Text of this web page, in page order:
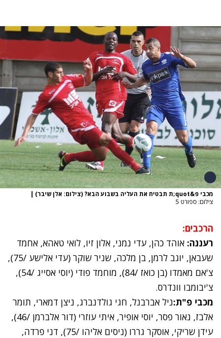
מכבי פ&quot;ת תבטיח את העליה בשבוע הבא? (צילום: אלן שיבר)
|
צילום: ספורט 5
הרכבים:
רעננה: אוהד כהן, עדי נמני, אלון זיו, לואי טאהא, אחמד
שעבאן, יוגב לרמן, בן מלכה, שניר שוקר (עדי אלישע /75),
צ'אם מאמדו (בן כואז /84), מוחמד פודי (יוסי אסייג /54),
צ'יבומבו וונדרס.
מכבי פ"ת:ניל אברבנל, חגי גולדנברג, ניצן דמארי, תומר
אלבז, נאור פסר, יוסי אופיר, איתי עוזרי (דור אלברמן /46),
עידן שריקי, אוסקר גררו (ניסים אליהו /75), דני פרדה,